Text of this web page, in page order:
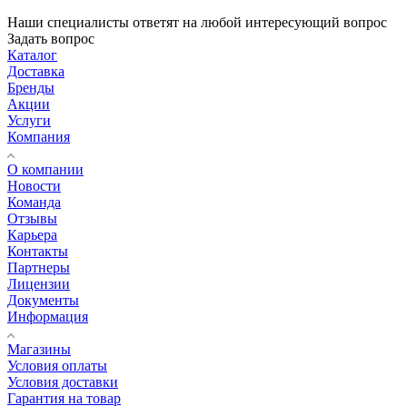
Наши специалисты ответят на любой интересующий вопрос
Задать вопрос
Каталог
Доставка
Бренды
Акции
Услуги
Компания
О компании
Новости
Команда
Отзывы
Карьера
Контакты
Партнеры
Лицензии
Документы
Информация
Магазины
Условия оплаты
Условия доставки
Гарантия на товар